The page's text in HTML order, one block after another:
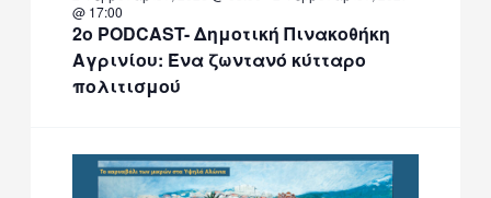
2ο PODCAST- Δημοτική Πινακοθήκη
Αγρινίου: Ένα ζωντανό κύτταρο
πολιτισμού
@ 17:00